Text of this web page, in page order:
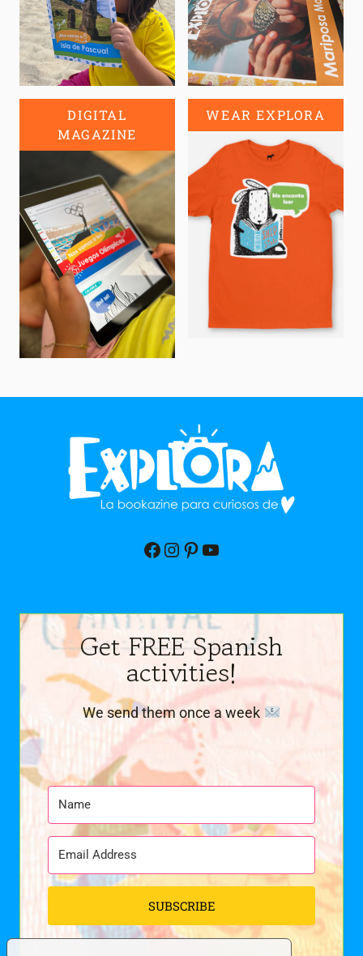
DIGITAL
MAGAZINE
WEAR EXPLORA
Facebook
Instagram
Pinterest
YouTube
Get FREE Spanish
activities!
We send them once a week
SUBSCRIBE